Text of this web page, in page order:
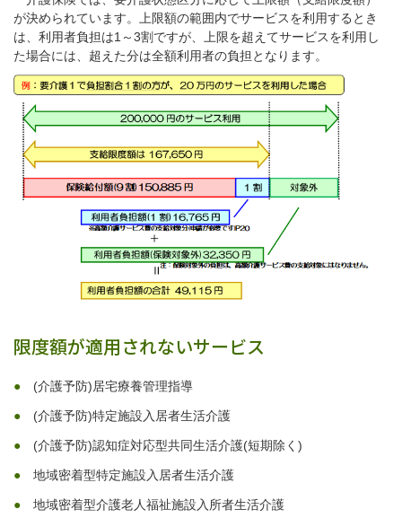
が決められています。上限額の範囲内でサービスを利用するとき
は、利用者負担は1～3割ですが、上限を超えてサービスを利用し
た場合には、超えた分は全額利用者の負担となります。
限度額が適用されないサービス
(介護予防)居宅療養管理指導
(介護予防)特定施設入居者生活介護
(介護予防)認知症対応型共同生活介護(短期除く)
地域密着型特定施設入居者生活介護
地域密着型介護老人福祉施設入所者生活介護